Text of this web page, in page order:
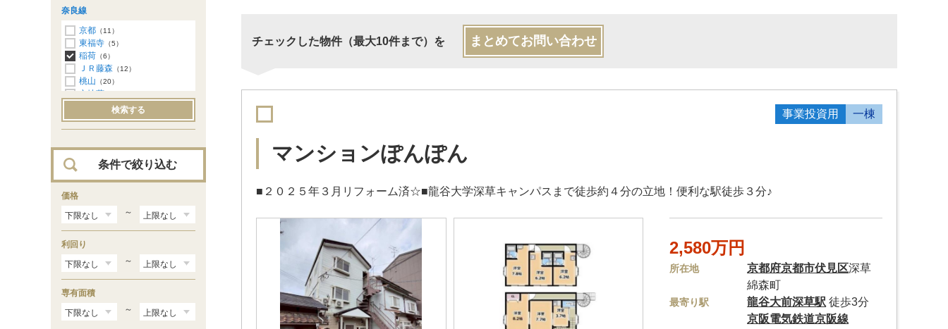
チェックした物件（最大10件まで）を まとめてお問い合わせ
事業投資用 一棟
マンションぽんぽん
■２０２５年３月リフォーム済☆■龍谷大学深草キャンパスまで徒歩約４分の立地！便利な駅徒歩３分♪
2,580万円
所在地 京都府京都市伏見区深草
綿森町
最寄り駅 龍谷大前深草駅 徒歩3分
京阪電気鉄道京阪線
奈良線
京都 （11）
東福寺 （5）
稲荷 （6）
ＪＲ藤森 （12）
桃山 （20）
六地蔵
ＪＲ小倉（2）
城陽（5）
玉水（1）
検索する
条件で絞り込む
価格
～
利回り
～
専有面積
～